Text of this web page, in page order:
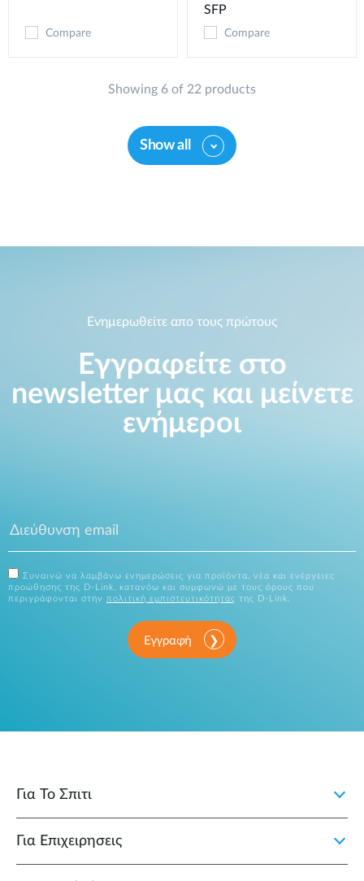
Compare
SFP
Compare
Showing 6 of 22 products
Show all
Ενημερωθείτε απο τους πρώτους
Εγγραφείτε στο
newsletter μας και μείνετε
ενήμεροι
Συναινώ να λαμβάνω ενημερώσεις για προϊόντα, νέα και ενέργειες
προώθησης της D-Link, κατανόω και συμφωνώ με τους όρους που
περιγράφονται στην πολιτική εμπιστευτικότητας της D-Link.
Εγγραφή
Για Το Σπιτι
Για Επιχειρησεις